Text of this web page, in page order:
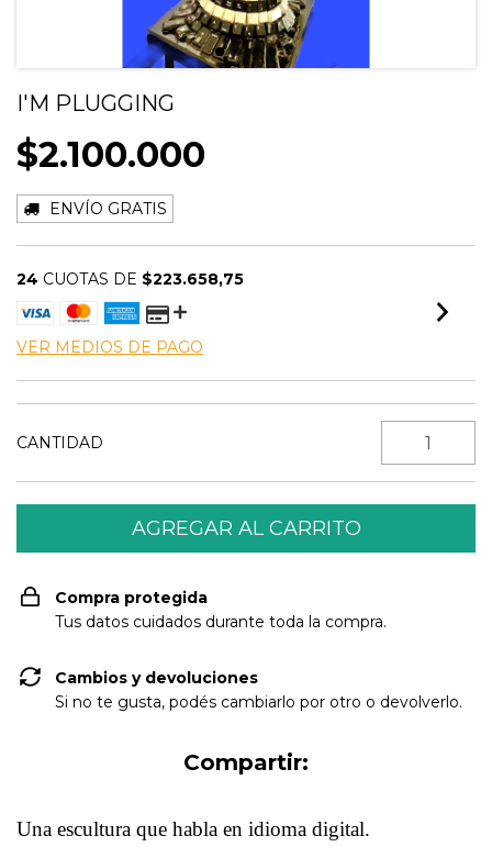
I'M PLUGGING
$2.100.000
ENVÍO GRATIS
24 CUOTAS DE $223.658,75
VER MEDIOS DE PAGO
CANTIDAD
Compra protegida
Tus datos cuidados durante toda la compra.
Cambios y devoluciones
Si no te gusta, podés cambiarlo por otro o devolverlo.
Compartir:
Una escultura que habla en idioma digital.